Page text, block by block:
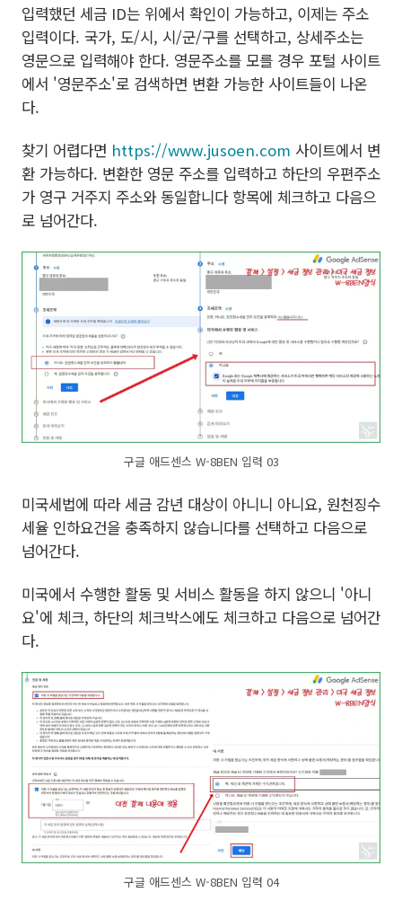
입력했던 세금 ID는 위에서 확인이 가능하고, 이제는 주소
입력이다. 국가, 도/시, 시/군/구를 선택하고, 상세주소는
영문으로 입력해야 한다. 영문주소를 모를 경우 포털 사이트
에서 '영문주소'로 검색하면 변환 가능한 사이트들이 나온
다.
찾기 어렵다면 https://www.jusoen.com 사이트에서 변
환 가능하다. 변환한 영문 주소를 입력하고 하단의 우편주소
가 영구 거주지 주소와 동일합니다 항목에 체크하고 다음으
로 넘어간다.
구글 애드센스 W-8BEN 입력 03
미국세법에 따라 세금 감년 대상이 아니니 아니요, 원천징수
세율 인하요건을 충족하지 않습니다를 선택하고 다음으로
넘어간다.
미국에서 수행한 활동 및 서비스 활동을 하지 않으니 '아니
요'에 체크, 하단의 체크박스에도 체크하고 다음으로 넘어간
다.
구글 애드센스 W-8BEN 입력 04